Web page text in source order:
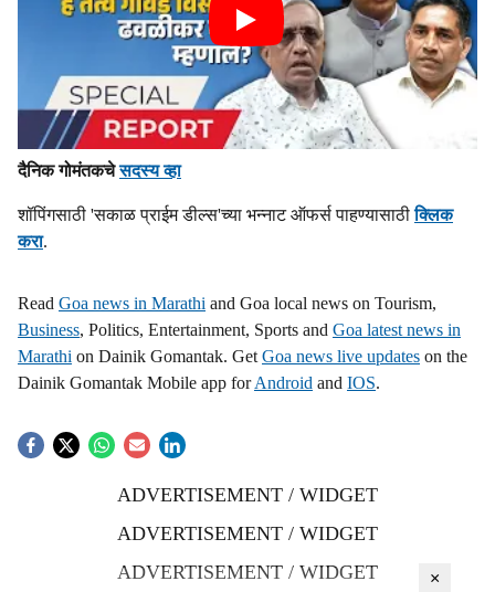
दैनिक गोमंतकचेसदस्य व्हा
शॉपिंगसाठी 'सकाळ प्राईम डील्स'च्या भन्नाट ऑफर्स पाहण्यासाठीक्लिक
करा.
Read Goa news in Marathi and Goa local news on Tourism,
Business, Politics, Entertainment, Sports and Goa latest news in
Marathi on Dainik Gomantak. Get Goa news live updates on the
Dainik Gomantak Mobile app forAndroid and IOS.
ADVERTISEMENT / WIDGET
ADVERTISEMENT / WIDGET
ADVERTISEMENT / WIDGET
×